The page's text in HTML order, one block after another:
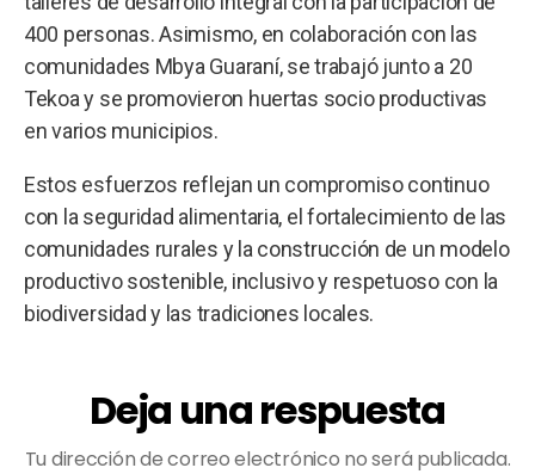
400 personas. Asimismo, en colaboración con las
comunidades Mbya Guaraní, se trabajó junto a 20
Tekoa y se promovieron huertas socio productivas
en varios municipios.
Estos esfuerzos reflejan un compromiso continuo
con la seguridad alimentaria, el fortalecimiento de las
comunidades rurales y la construcción de un modelo
productivo sostenible, inclusivo y respetuoso con la
biodiversidad y las tradiciones locales.
Deja una respuesta
Tu dirección de correo electrónico no será publicada.